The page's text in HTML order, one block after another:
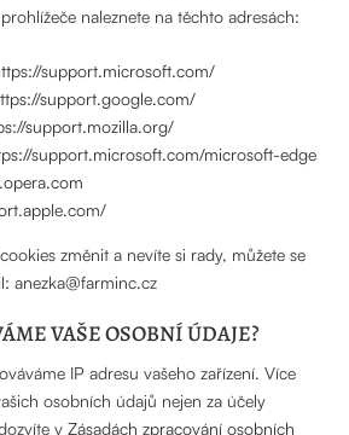
naleznete na těchto adresách:
support.microsoft.com/
support.google.com/
support.mozilla.org/
support.microsoft.com/microsoft-edge
změnit a nevíte si rady, můžete se
anezka@farminc.cz
VAŠE OSOBNÍ ÚDAJE?
IP adresu vašeho zařízení. Více
osobních údajů nejen za účely
v Zásadách zpracování osobních